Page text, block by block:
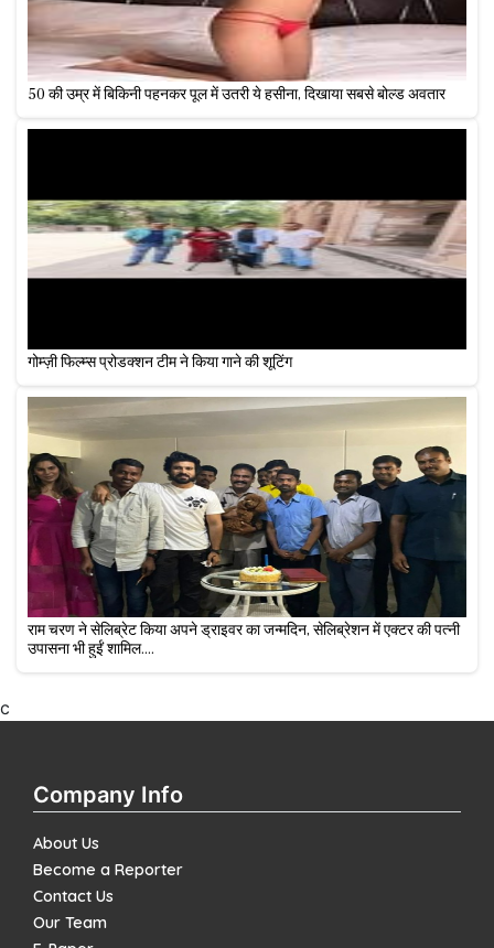
50 की उम्र में बिकिनी पहनकर पूल में उतरी ये हसीना, दिखाया सबसे बोल्ड अवतार
गोम्ज़ी फिल्म्स प्रोडक्शन टीम ने किया गाने की शूटिंग
राम चरण ने सेलिब्रेट किया अपने ड्राइवर का जन्मदिन, सेलिब्रेशन में एक्टर की पत्नी
उपासना भी हुईं शामिल....
c
Company Info
About Us
Become a Reporter
Contact Us
Our Team